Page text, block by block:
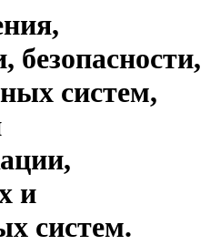
безопасности,
систем,
и
систем.